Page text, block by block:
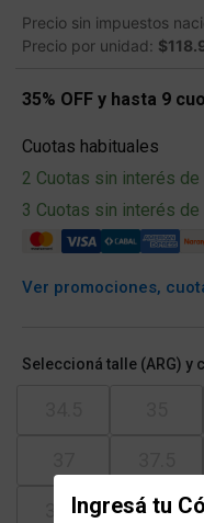
Ingresá tu
Precio sin impuestos
Precio por unidad:
35% OFF y hasta 9
Cuotas habituales
2 Cuotas sin interés de
3 Cuotas sin interés de
Ver promociones,
Seleccioná talle (ARG)
39.5 40